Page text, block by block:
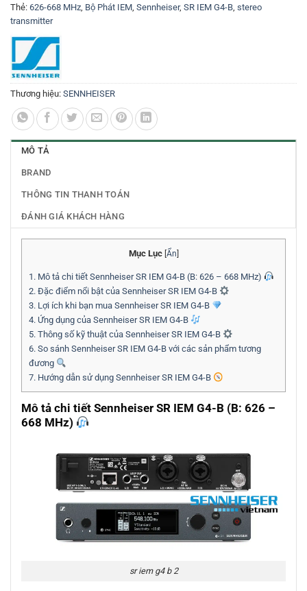
Thẻ: 626-668 MHz Bộ Phát IEM Sennheiser, SR IEM G4-B stereo
transmitter
Thương hiệu: SENNHEISER
MÔ TẢ
BRAND
THÔNG TIN THANH TOÁN
ĐÁNH GIÁ KHÁCH HÀNG
Mục Lục Ẩn
1. Mô tả chi tiết Sennheiser SR IEM G4-B (B: 626 – 668 MHz)
2. Đặc điểm nổi bật của Sennheiser SR IEM G4-B
3. Lợi ích khi bạn mua Sennheiser SR IEM G4-B
4. Ứng dụng của Sennheiser SR IEM G4-B
5. Thông số kỹ thuật của Sennheiser SR IEM G4-B
6. So sánh Sennheiser SR IEM G4-B với các sản phẩm tương
đương
7. Hướng dẫn sử dụng Sennheiser SR IEM G4-B
Mô tả chi tiết Sennheiser SR IEM G4-B (B: 626 –
668 MHz)
sr iem g4 b 2